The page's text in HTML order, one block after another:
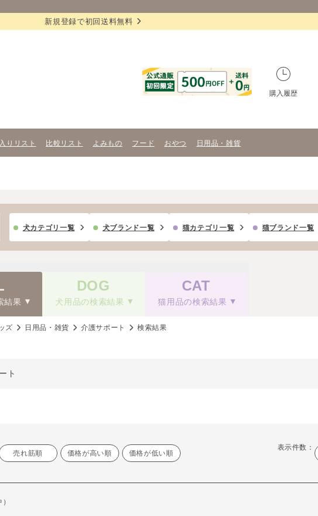
新規登録で初回送料無料
購入履歴
りリスト 比較リスト よみもの フード おやつ 日用品・雑貨
犬カテゴリ一覧 犬ブランド一覧 猫カテゴリ一覧 猫ブランド一覧
結果
DOG
犬用品の検索結果
CAT
猫用品の検索結果
ズ 日用品・雑貨 介護サポート 検索結果
ト
売れ筋順 価格が高い順 価格が低い順
表示件数：